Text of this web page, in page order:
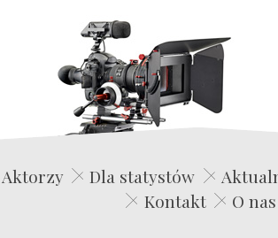
Aktorzy Dla statystów
Kontakt
O nas